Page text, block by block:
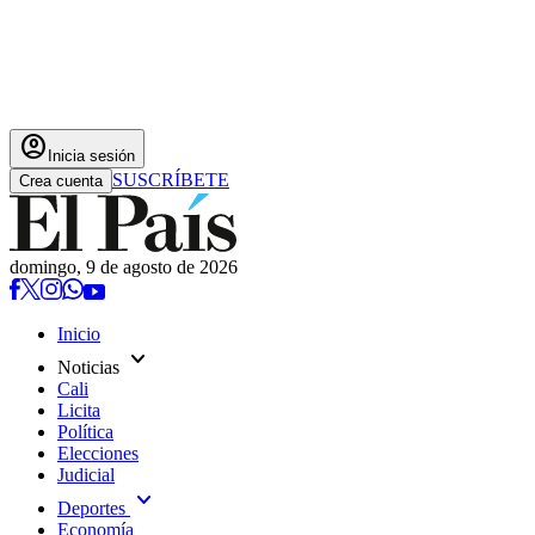
account_circle Inicia sesión
Crea cuenta SUSCRÍBETE
domingo, 9 de agosto de 2026
Inicio
Noticias expand_more
Cali
Licita
Política
Elecciones
Judicial
Deportes expand_more
Economía